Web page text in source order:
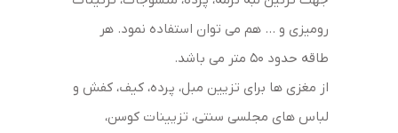
رومیزی و … هم می توان استفاده نمود. هر
طاقه حدود 50 متر می باشد.
از مغزی ها برای تزیین مبل، پرده، کیف، کفش و
لباس های مجلسی سنتی، تزیینات کوسن،